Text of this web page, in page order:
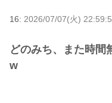
16: 2026/07/07(火)
どのみち、また時間
w